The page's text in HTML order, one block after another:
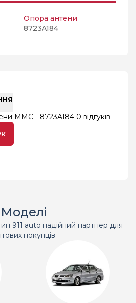
Опора антени
8723A184
MMC - 8723A184 0 відгуків
Моделі
911 auto надійний партнер для
покупців